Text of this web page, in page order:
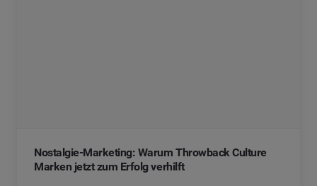
Nostalgie-Marketing: Warum Throwback Culture
Marken jetzt zum Erfolg verhilft